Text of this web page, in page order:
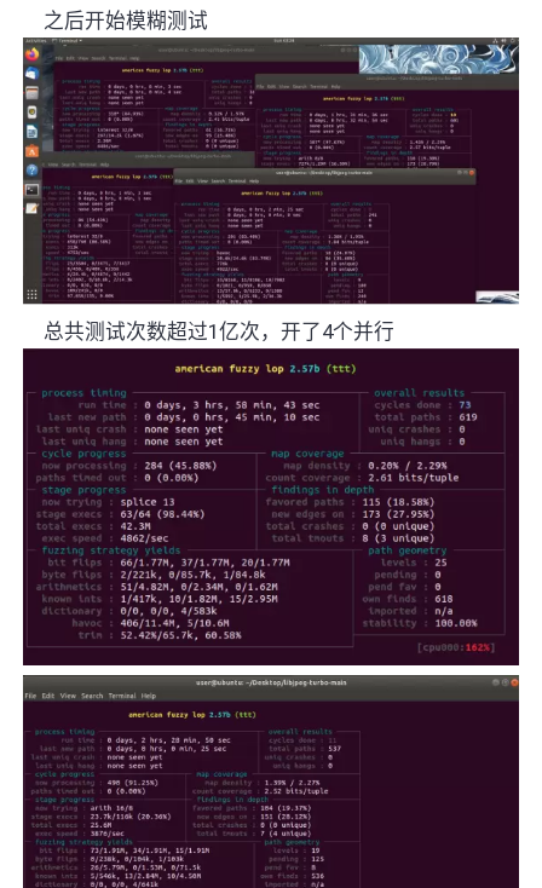
之后开始模糊测试
总共测试次数超过1亿次，开了4个并行